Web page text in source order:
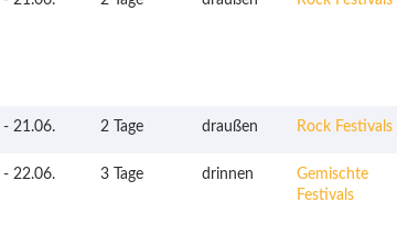
- 21.06. 2 Tage draußen Rock Festivals
- 22.06. 3 Tage drinnen
Gemischte
Festivals